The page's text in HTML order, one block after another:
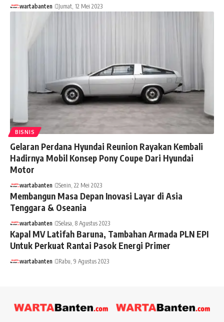
wartabanten Jumat, 12 Mei 2023
BISNIS
Gelaran Perdana Hyundai Reunion Rayakan Kembali
Hadirnya Mobil Konsep Pony Coupe Dari Hyundai
Motor
wartabanten Senin, 22 Mei 2023
Membangun Masa Depan Inovasi Layar di Asia
Tenggara & Oseania
wartabanten Selasa, 8 Agustus 2023
Kapal MV Latifah Baruna, Tambahan Armada PLN EPI
Untuk Perkuat Rantai Pasok Energi Primer
wartabanten Rabu, 9 Agustus 2023